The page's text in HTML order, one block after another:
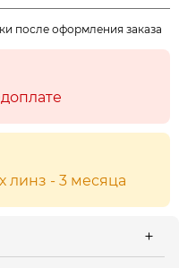
после оформления заказа
линз - 3 месяца